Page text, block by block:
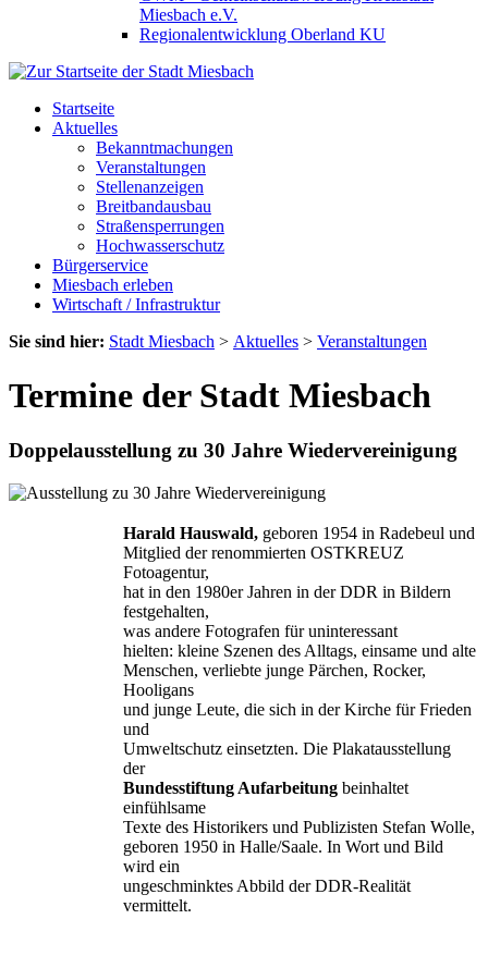
Miesbach e.V.
Regionalentwicklung Oberland KU
Startseite
Aktuelles
Bekanntmachungen
Veranstaltungen
Stellenanzeigen
Breitbandausbau
Straßensperrungen
Hochwasserschutz
Bürgerservice
Miesbach erleben
Wirtschaft / Infrastruktur
Sie sind hier: Stadt Miesbach > Aktuelles > Veranstaltungen
Termine der Stadt Miesbach
Doppelausstellung zu 30 Jahre Wiedervereinigung
Harald Hauswald, geboren 1954 in Radebeul und
Mitglied der renommierten OSTKREUZ
Fotoagentur,
hat in den 1980er Jahren in der DDR in Bildern
festgehalten,
was andere Fotografen für uninteressant
hielten: kleine Szenen des Alltags, einsame und alte
Menschen, verliebte junge Pärchen, Rocker,
Hooligans
und junge Leute, die sich in der Kirche für Frieden
und
Umweltschutz einsetzten. Die Plakatausstellung
der
Bundesstiftung Aufarbeitung beinhaltet
einfühlsame
Texte des Historikers und Publizisten Stefan Wolle,
geboren 1950 in Halle/Saale. In Wort und Bild
wird ein
ungeschminktes Abbild der DDR-Realität
vermittelt.